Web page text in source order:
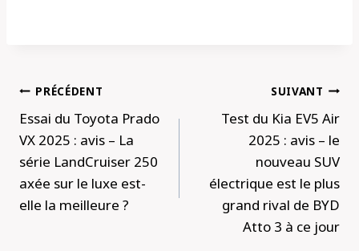
Navigation
de
l’article
PRÉCÉDENT
Essai du Toyota Prado
VX 2025 : avis – La
série LandCruiser 250
axée sur le luxe est-
elle la meilleure ?
SUIVANT
Test du Kia EV5 Air
2025 : avis – le
nouveau SUV
électrique est le plus
grand rival de BYD
Atto 3 à ce jour